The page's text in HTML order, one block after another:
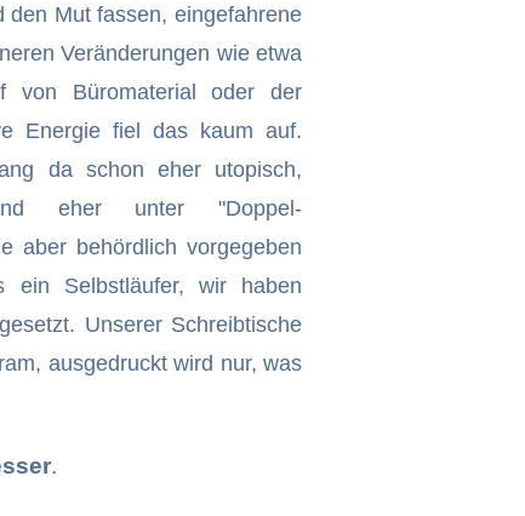
Mut fassen, eingefahrene
Veränderungen wie etwa
von Büromaterial oder der
Energie fiel das kaum auf.
da schon eher utopisch,
eher unter "Doppel-
aber behördlich vorgegeben
ein Selbstläufer, wir haben
Unserer Schreibtische
ausgedruckt wird nur, was
.